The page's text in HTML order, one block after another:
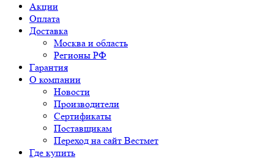
Акции
Оплата
Доставка
Москва и область
Регионы РФ
Гарантия
О компании
Новости
Производители
Сертификаты
Поставщикам
Переход на сайт Вестмет
Где купить